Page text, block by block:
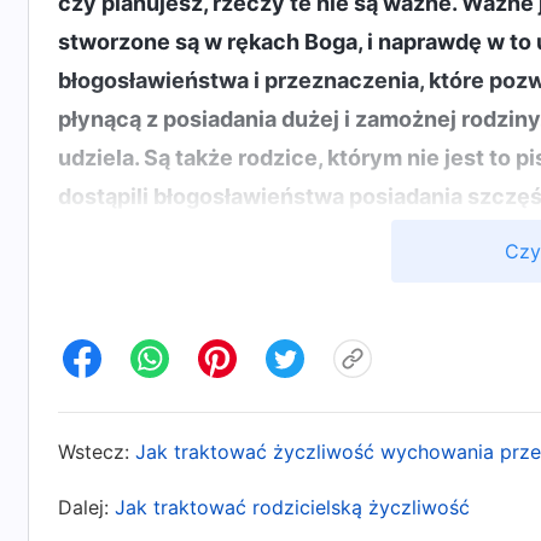
stworzone są w rękach Boga, i naprawdę w
błogosławieństwa i przeznaczenia, które
płynącą z posiadania dużej i zamożnej
udziela. Są także rodzice, którym nie jest to
dostąpili błogosławieństwa posiadania
był sam w domu przez te wszystkie lata i nie
cierpienie, a to, jakie choroby i nieszczęścia
może tego zmienić. Mu Xi przypomniała
Wstecz: Jak traktować życzliwość wychowania
Dalej: Jak traktować rodzicielską życzliwość